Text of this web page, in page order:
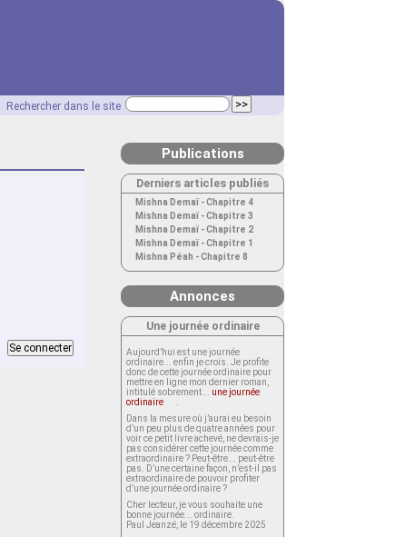
Rechercher dans le site
Publications
Derniers articles publiés
Mishna Demaï - Chapitre 4
Mishna Demaï - Chapitre 3
Mishna Demaï - Chapitre 2
Mishna Demaï - Chapitre 1
Mishna Péah - Chapitre 8
Annonces
Une journée ordinaire
Aujourd’hui est une journée
ordinaire... enfin je crois. Je profite
donc de cette journée ordinaire pour
mettre en ligne mon dernier roman,
intitulé sobrement... une journée
ordinaire
Dans la mesure où j’aurai eu besoin
d’un peu plus de quatre années pour
voir ce petit livre achevé, ne devrais-je
pas considérer cette journée comme
extraordinaire ? Peut-être... peut-être
pas. D’une certaine façon, n’est-il pas
extraordinaire de pouvoir profiter
d’une journée ordinaire ?
Cher lecteur, je vous souhaite une
bonne journée... ordinaire.
Paul Jeanzé, le 19 décembre 2025